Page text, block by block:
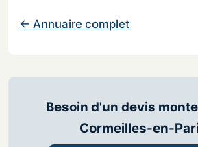
← Annuaire complet
Besoin d'un devis
Cormeilles-en-